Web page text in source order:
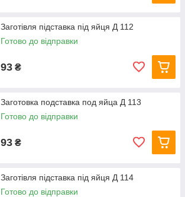
Заготівля підставка під яйця Д 112
Готово до відправки
93 ₴
Заготовка подставка под яйца Д 113
Готово до відправки
93 ₴
Заготівля підставка під яйця Д 114
Готово до відправки